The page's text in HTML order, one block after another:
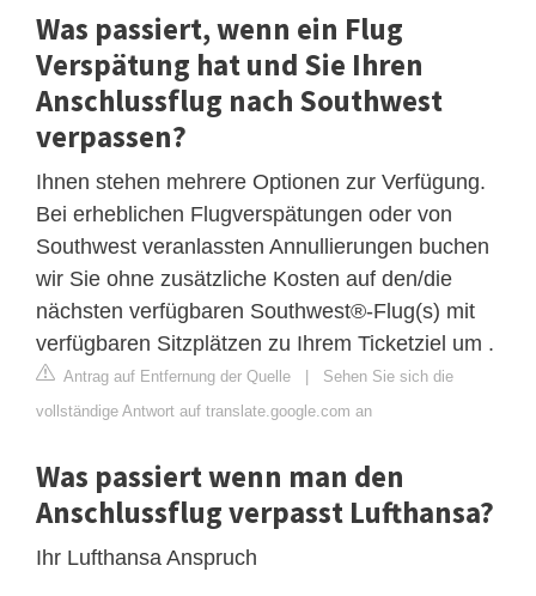
Was passiert, wenn ein Flug
Verspätung hat und Sie Ihren
Anschlussflug nach Southwest
verpassen?
Ihnen stehen mehrere Optionen zur Verfügung.
Bei erheblichen Flugverspätungen oder von
Southwest veranlassten Annullierungen buchen
wir Sie ohne zusätzliche Kosten auf den/die
nächsten verfügbaren Southwest®-Flug(s) mit
verfügbaren Sitzplätzen zu Ihrem Ticketziel um .
Antrag auf Entfernung der Quelle | Sehen Sie sich die
vollständige Antwort auf translate.google.com an
Was passiert wenn man den
Anschlussflug verpasst Lufthansa?
Ihr Lufthansa Anspruch